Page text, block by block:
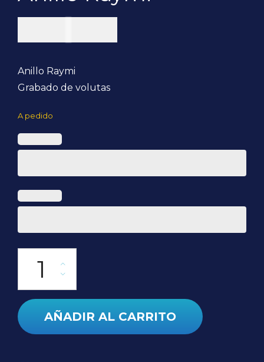
Anillo Raymi
Grabado de volutas
A pedido
AÑADIR AL CARRITO